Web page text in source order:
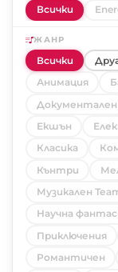
Всички
ЖАНР
Всички
Анимация
Документален
Екшън
Класика
Кънтри
Музикален
Научна
Приключения
Романтичен